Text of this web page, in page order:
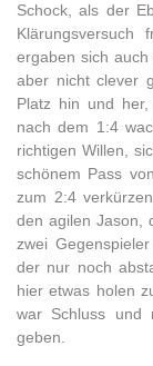
Schock, als der
Klärungsversuch
ergaben sich
aber nicht clever
Platz hin und
nach dem 1:4
richtigen Willen,
schönem Pass
zum 2:4
den agilen Jason,
zwei
der nur noch
hier etwas holen
war Schluss und
geben.